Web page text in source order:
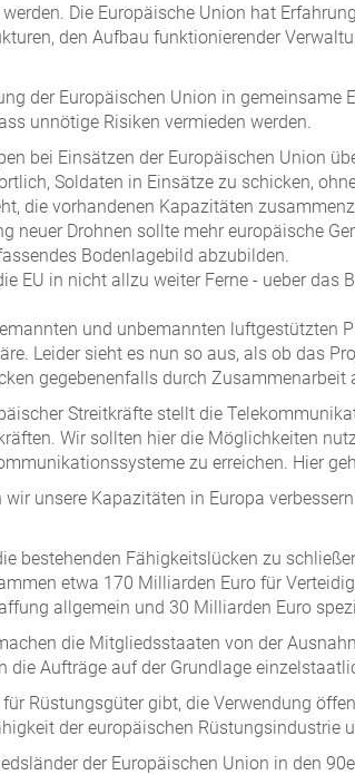
Die Europäische Union hat
den Aufbau funktionierender
der Europäischen Union in
unnötige Risiken vermieden werden.
bei Einsätzen der Europäischen Union
Soldaten in Einsätze zu schicken,
die vorhandenen Kapazitäten
neuer Drohnen sollte mehr europäische
Bodenlagebild abzubilden.
EU in nicht allzu weiter Ferne - ueber
und unbemannten
Leider sieht es nun so aus, als ob das
gegebenenfalls durch Zusammenarbeit
Streitkräfte stellt die
Wir sollten hier die Möglichkeiten
zu erreichen. Hier
unsere Kapazitäten in Europa
bestehenden Fähigkeitslücken zu
etwa 170 Milliarden Euro für
allgemein und 30 Milliarden Euro
die Mitgliedsstaaten von der
die Aufträge auf der Grundlage
Rüstungsgüter gibt, die Verwendung
der europäischen Rüstungsindustrie
der Europäischen Union in den